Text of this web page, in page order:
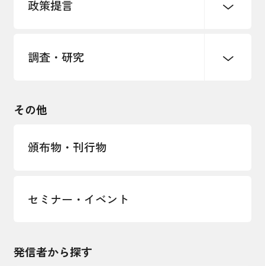
海外情報レポート
安全保障貿易管理・技術流出防止に関す
経営者保証に関するガイドライン
政策提言
中小企業経営
国土強靭化・社会基盤整備・震災復興
調査・研究
LOBO調査
その他
頒布物・刊行物
セミナー・イベント
発信者から探す